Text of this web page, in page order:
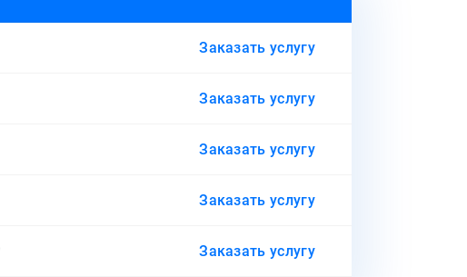
Заказать услугу
Заказать услугу
Заказать услугу
Заказать услугу
Заказать услугу